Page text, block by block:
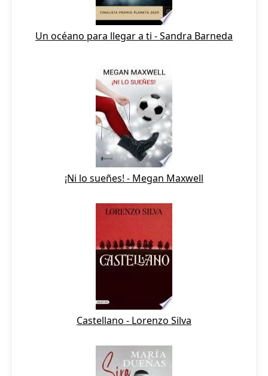
Un océano para llegar a ti - Sandra Barneda
¡Ni lo sueñes! - Megan Maxwell
Castellano - Lorenzo Silva